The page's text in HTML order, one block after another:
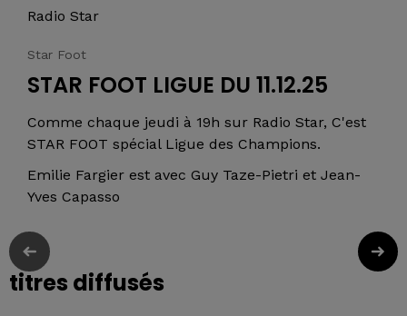
Radio Star
Star Foot
STAR FOOT LIGUE DU 11.12.25
Comme chaque jeudi à 19h sur Radio Star, C'est
STAR FOOT spécial Ligue des Champions.
Emilie Fargier est avec Guy Taze-Pietri et Jean-
Yves Capasso
titres diffusés